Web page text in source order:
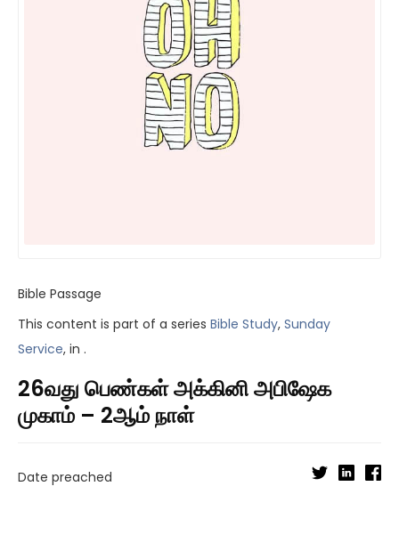
Bible Passage
This content is part of a series Bible Study, Sunday
Service, in .
26வது பெண்கள் அக்கினி அபிஷேக
முகாம் – 2ஆம் நாள்
Date preached